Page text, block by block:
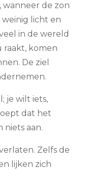
wanneer de zon
weinig licht en
in de wereld
raakt, komen
De ziel
je wilt iets,
dat het
niets aan.
Zelfs de
lijken zich